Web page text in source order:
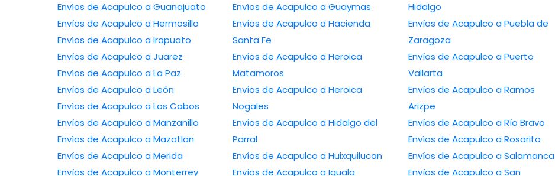
Envíos de Acapulco a Guanajuato
Envíos de Acapulco a Hermosillo
Envíos de Acapulco a Irapuato
Envíos de Acapulco a Juarez
Envíos de Acapulco a La Paz
Envíos de Acapulco a León
Envíos de Acapulco a Los Cabos
Envíos de Acapulco a Manzanillo
Envíos de Acapulco a Mazatlan
Envíos de Acapulco a Merida
Envíos de Acapulco a Monterrey
Envíos de Acapulco a Guaymas
Envíos de Acapulco a Hacienda
Santa Fe
Envíos de Acapulco a Heroica
Matamoros
Envíos de Acapulco a Heroica
Nogales
Envíos de Acapulco a Hidalgo del
Parral
Envíos de Acapulco a Huixquilucan
Envíos de Acapulco a Iguala
Hidalgo
Envíos de Acapulco a Puebla de
Zaragoza
Envíos de Acapulco a Puerto
Vallarta
Envíos de Acapulco a Ramos
Arizpe
Envíos de Acapulco a Río Bravo
Envíos de Acapulco a Rosarito
Envíos de Acapulco a Salamanca
Envíos de Acapulco a San